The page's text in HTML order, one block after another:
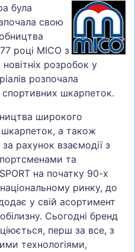
була
свою
році MICO з
розробок у
розпочала
спортивних шкарпеток.
широкого
а також
рахунок взаємодії з
та
на початку 90-х
ринку, до
у свій асортимент
Сьогодні бренд
перш за все, з
технологіями,